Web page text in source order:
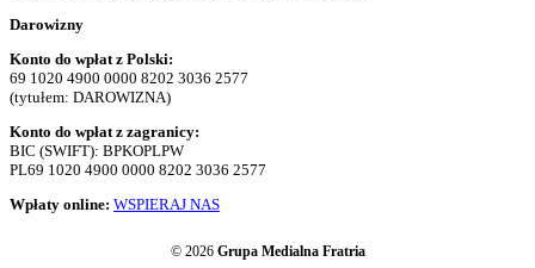
Darowizny
Konto do wpłat z Polski:
69 1020 4900 0000 8202 3036 2577
(tytułem: DAROWIZNA)
Konto do wpłat z zagranicy:
BIC (SWIFT): BPKOPLPW
PL69 1020 4900 0000 8202 3036 2577
Wpłaty online: WSPIERAJ NAS
© 2026 Grupa Medialna Fratria